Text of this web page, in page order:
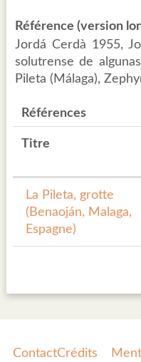
Référence (version
Jordá Cerdà 1955,
solutrense de
Pileta (Málaga),
Références
Titre
La Pileta, grotte
(Benaoján, Malaga,
Espagne)
ContactCrédits